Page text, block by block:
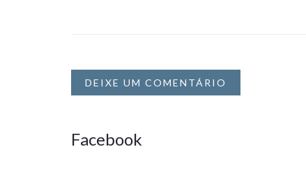
DEIXE UM COMENTÁRIO
Facebook